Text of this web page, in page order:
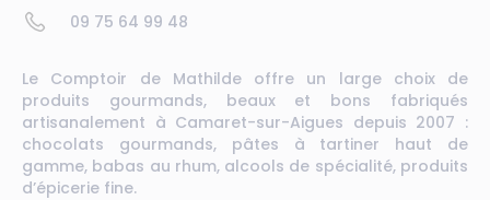
09 75 64 99 48
Le Comptoir de Mathilde offre un large choix de
produits gourmands, beaux et bons fabriqués
artisanalement à Camaret-sur-Aigues depuis 2007 :
chocolats gourmands, pâtes à tartiner haut de
gamme, babas au rhum, alcools de spécialité, produits
d’épicerie fine.